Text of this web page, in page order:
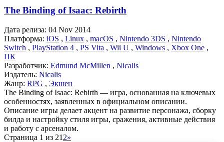
The Binding of Isaac: Rebirth
Дата релиза: 04 Nov 2014
Платформа: iOS , Linux , macOS , Nintendo 3DS , Nintendo
Switch , PlayStation 4 , PS Vita , Wii U , Windows , Xbox One ,
ПК
Разработчик: Edmund McMillen , Nicalis
Издатель: Nicalis
Жанр: RPG , Экшен
The Binding of Isaac: Rebirth — игра, основанная на ключевых
особенностях, заявленных в официальном описании.
Описание игры делает акцент на развитие персонажа, сборку
билда и настройку стиля игры, сражения, активные действия
и работу с арсеналом.
Страница 1 из 212»